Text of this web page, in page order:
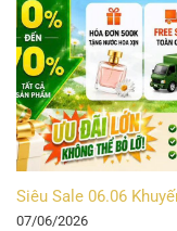
Siêu Sale 06.06
07/06/2026